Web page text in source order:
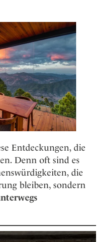
Entdeckungen, die
Denn oft sind es
die
bleiben, sondern